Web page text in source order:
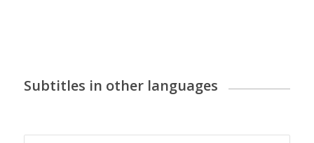
Subtitles in other languages